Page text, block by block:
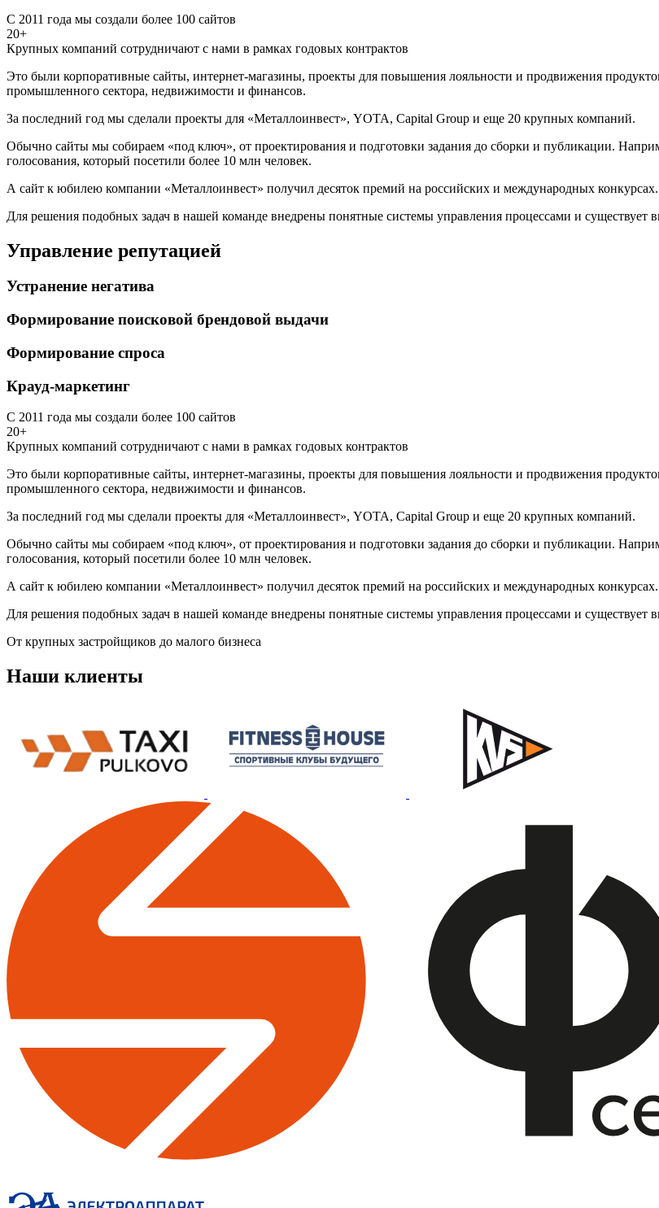
С 2011 года мы создали более 100 сайтов
20+
Крупных компаний сотрудничают с нами в рамках годовых контрактов
Это были корпоративные сайты, интернет-магазины, проекты для повышения лояльности и продвижения
промышленного сектора, недвижимости и финансов.
За последний год мы сделали проекты для «Металлоинвест», YOTA, Capital Group и еще 20 крупных компаний.
Обычно сайты мы собираем «под ключ», от проектирования и подготовки задания до сборки и публикации.
голосования, который посетили более 10 млн человек.
А сайт к юбилею компании «Металлоинвест» получил десяток премий на российских и международных конкурсах.
Для решения подобных задач в нашей команде внедрены понятные системы управления процессами и существует
Управление репутацией
Устранение негатива
Формирование поисковой брендовой выдачи
Формирование спроса
Крауд-маркетинг
С 2011 года мы создали более 100 сайтов
20+
Крупных компаний сотрудничают с нами в рамках годовых контрактов
Это были корпоративные сайты, интернет-магазины, проекты для повышения лояльности и продвижения
промышленного сектора, недвижимости и финансов.
За последний год мы сделали проекты для «Металлоинвест», YOTA, Capital Group и еще 20 крупных компаний.
Обычно сайты мы собираем «под ключ», от проектирования и подготовки задания до сборки и публикации.
голосования, который посетили более 10 млн человек.
А сайт к юбилею компании «Металлоинвест» получил десяток премий на российских и международных конкурсах.
Для решения подобных задач в нашей команде внедрены понятные системы управления процессами и существует
От крупных застройщиков до малого бизнеса
Наши клиенты